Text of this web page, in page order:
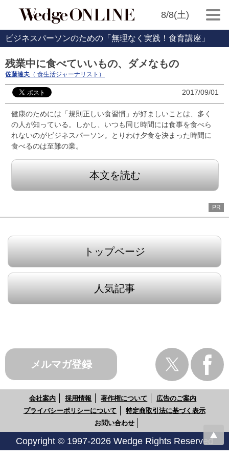
8/8(土)
ビジネスパーソンのための「無理なく実践！食育講座」
残業中に食べていいもの、ダメなもの
佐藤達夫 （ 食生活ジャーナリスト）
2017/09/01
健康のためには「規則正しい食習慣」が好ましいことは、多く
の人が知っている。しかし、いつも同じ時間には食事を食べら
れないのがビジネスパーソン。とりわけ夕食を決まった時間に
食べるのは至難の業。
本文を読む
PR
トップページ
人気記事
メルマガ登録
会社案内 採用情報 著作権について
広告のご案内
プライバシーポリシーについて
特定商取引法に基づく表示
お問い合わせ
Copyright © 1997-2026 Wedge Rights Reserved